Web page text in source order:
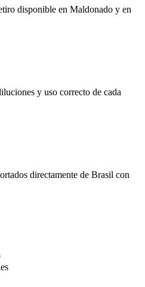
disponible en Maldonado y en
y uso correcto de cada
directamente de Brasil con